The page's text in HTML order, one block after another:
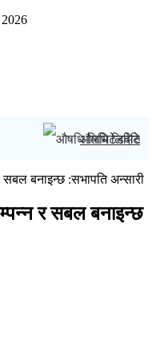
औषधि
सबल बनाइन्छ :सभापति अन्सारी
र सबल बनाइन्छ